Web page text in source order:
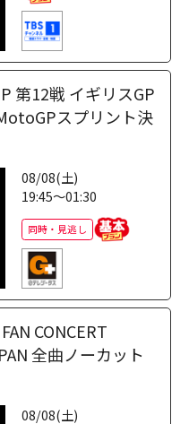
第12戦 イギリスGP
スプリント決
08/08(土)
19:45～01:30
同時・見逃し
CONCERT
全曲ノーカット
08/08(土)